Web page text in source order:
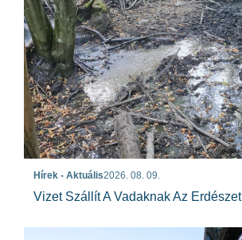
Hírek - Aktuális2026. 08. 09.
Vizet Szállít A Vadaknak Az Erdészet